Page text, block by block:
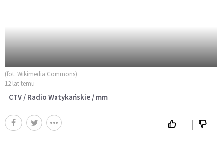
(fot. Wikimedia Commons)
12 lat temu
CTV / Radio Watykańskie / mm